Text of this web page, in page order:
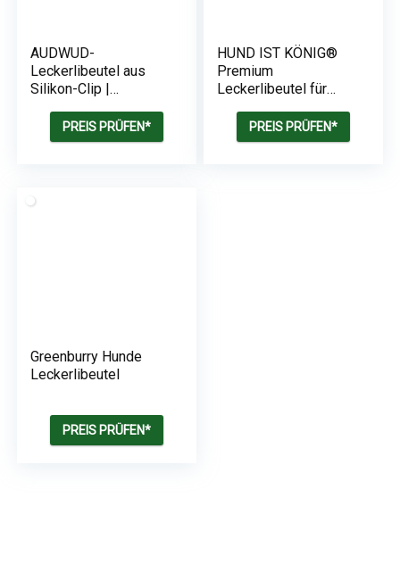
AUDWUD-
Leckerlibeutel aus
Silikon-Clip |
und Gürtelclip-BPA-
frei
PREIS PRÜFEN*
HUND IST KÖNIG®
Premium
Leckerlibeutel für
Kotbeutelspender &
Trainings-Ebook
PREIS PRÜFEN*
Greenburry Hunde
Leckerlibeutel
PREIS PRÜFEN*